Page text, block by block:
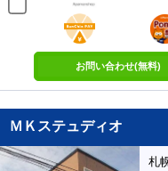
BunChinPAY
ポ
部
お問い合わせ(無料)
ＭＫステュディオ
札